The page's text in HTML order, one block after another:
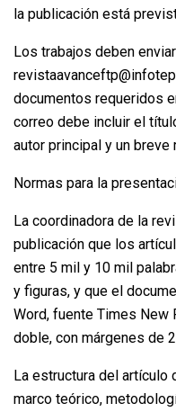
la publicación está
Los trabajos deben
documentos requeridos
correo debe incluir el
autor principal y un
Normas para la
La coordinadora de la
publicación que los
entre 5 mil y 10 mil
y figuras, y que el
Word, fuente Times New
doble, con márgenes de
La estructura del artículo
marco teórico,